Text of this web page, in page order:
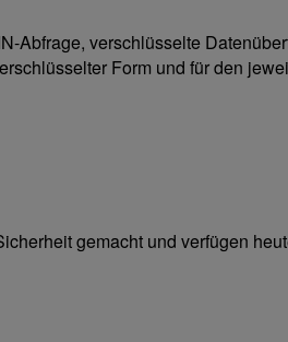
verschlüsselte
Form und für den
gemacht und verfügen